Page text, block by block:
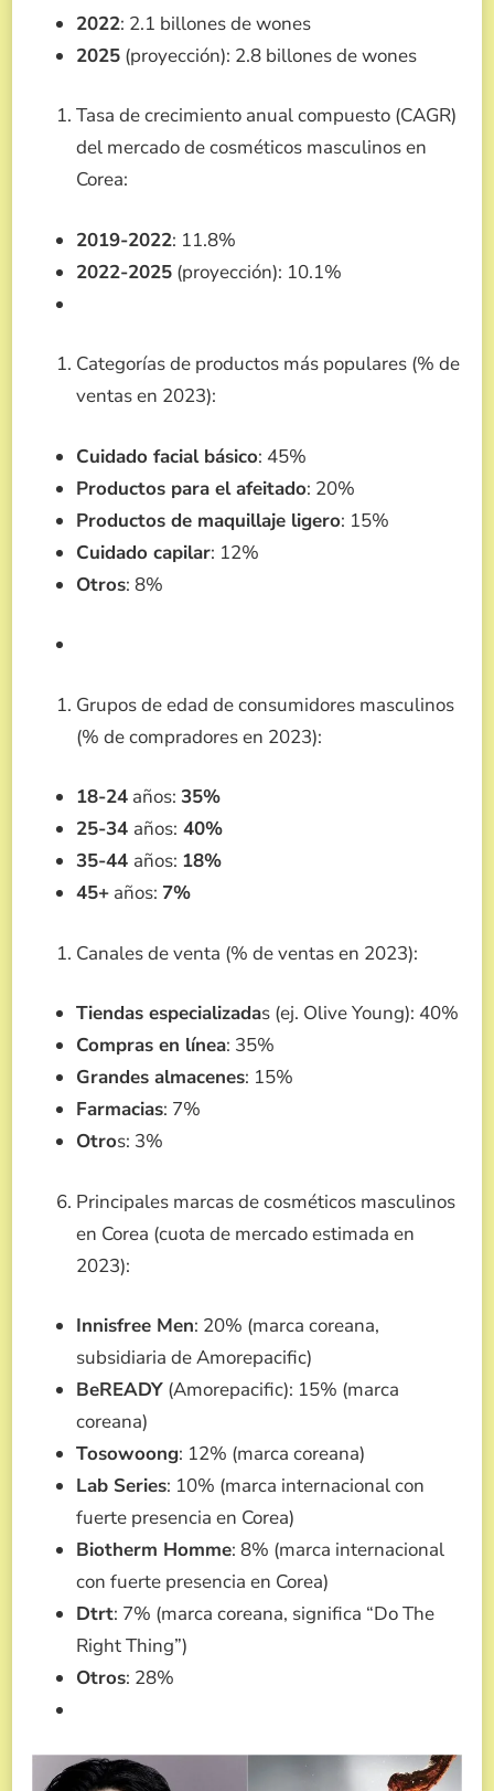
2022: 2.1 billones de wones
2025 (proyección): 2.8 billones de wones
Tasa de crecimiento anual compuesto (CAGR)
del mercado de cosméticos masculinos en
Corea:
2019-2022: 11.8%
2022-2025 (proyección): 10.1%
Categorías de productos más populares (% de
ventas en 2023):
Cuidado facial básico: 45%
Productos para el afeitado: 20%
Productos de maquillaje ligero: 15%
Cuidado capilar: 12%
Otros: 8%
Grupos de edad de consumidores masculinos
(% de compradores en 2023):
18-24 años: 35%
25-34 años: 40%
35-44 años: 18%
45+ años: 7%
Canales de venta (% de ventas en 2023):
Tiendas especializadas (ej. Olive Young): 40%
Compras en línea: 35%
Grandes almacenes: 15%
Farmacias: 7%
Otros: 3%
Principales marcas de cosméticos masculinos
en Corea (cuota de mercado estimada en
2023):
Innisfree Men: 20% (marca coreana,
subsidiaria de Amorepacific)
BeREADY (Amorepacific): 15% (marca
coreana)
Tosowoong: 12% (marca coreana)
Lab Series: 10% (marca internacional con
fuerte presencia en Corea)
Biotherm Homme: 8% (marca internacional
con fuerte presencia en Corea)
Dtrt: 7% (marca coreana, significa “Do The
Right Thing”)
Otros: 28%